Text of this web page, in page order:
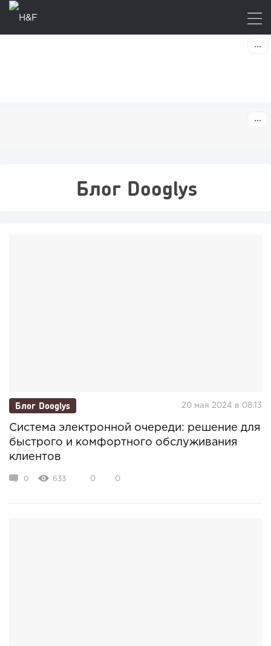
Блог Dooglys
Блог Dooglys 20 мая 2024 в 08:13
Система электронной очереди: решение для
быстрого и комфортного обслуживания
клиентов
0 633 0 0